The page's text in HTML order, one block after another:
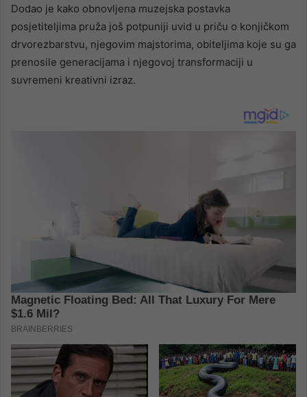
Dodao je kako obnovljena muzejska postavka
posjetiteljima pruža još potpuniji uvid u priču o konjičkom
drvorezbarstvu, njegovim majstorima, obiteljima koje su ga
prenosile generacijama i njegovoj transformaciji u
suvremeni kreativni izraz.